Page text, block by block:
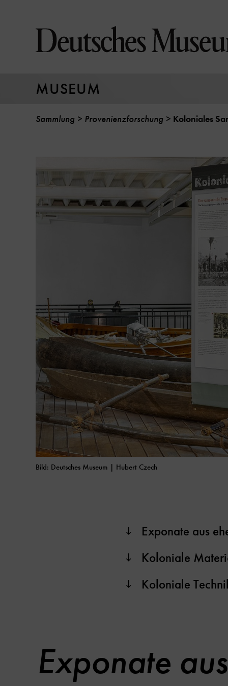
Seiteninhalt
springen
MUSEUM
Sammlung Provenienzforschung Koloniales
Bild: Deutsches Museum | Hubert Czech
Exponate aus
Koloniale
Koloniale
Exponate
Inhaltskarussell
überspringen